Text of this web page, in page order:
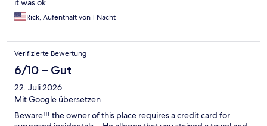
it was ok
Rick, Aufenthalt von 1 Nacht
Verifizierte Bewertung
6/10 – Gut
22. Juli 2026
Mit Google übersetzen
Beware!!! the owner of this place requires a credit card for